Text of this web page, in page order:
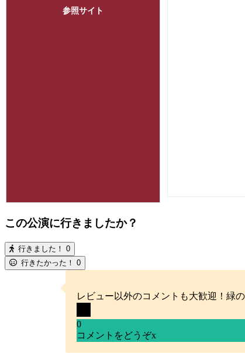
参照サイト
この公演に行きましたか？
行きました！ 0
行きたかった！ 0
レビュー以外のコメントも大歓迎！緑
0
コメントをどうぞx